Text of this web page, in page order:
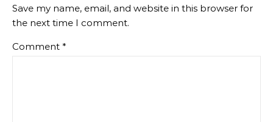
Save my name, email, and website in this browser for
the next time I comment.
Comment *